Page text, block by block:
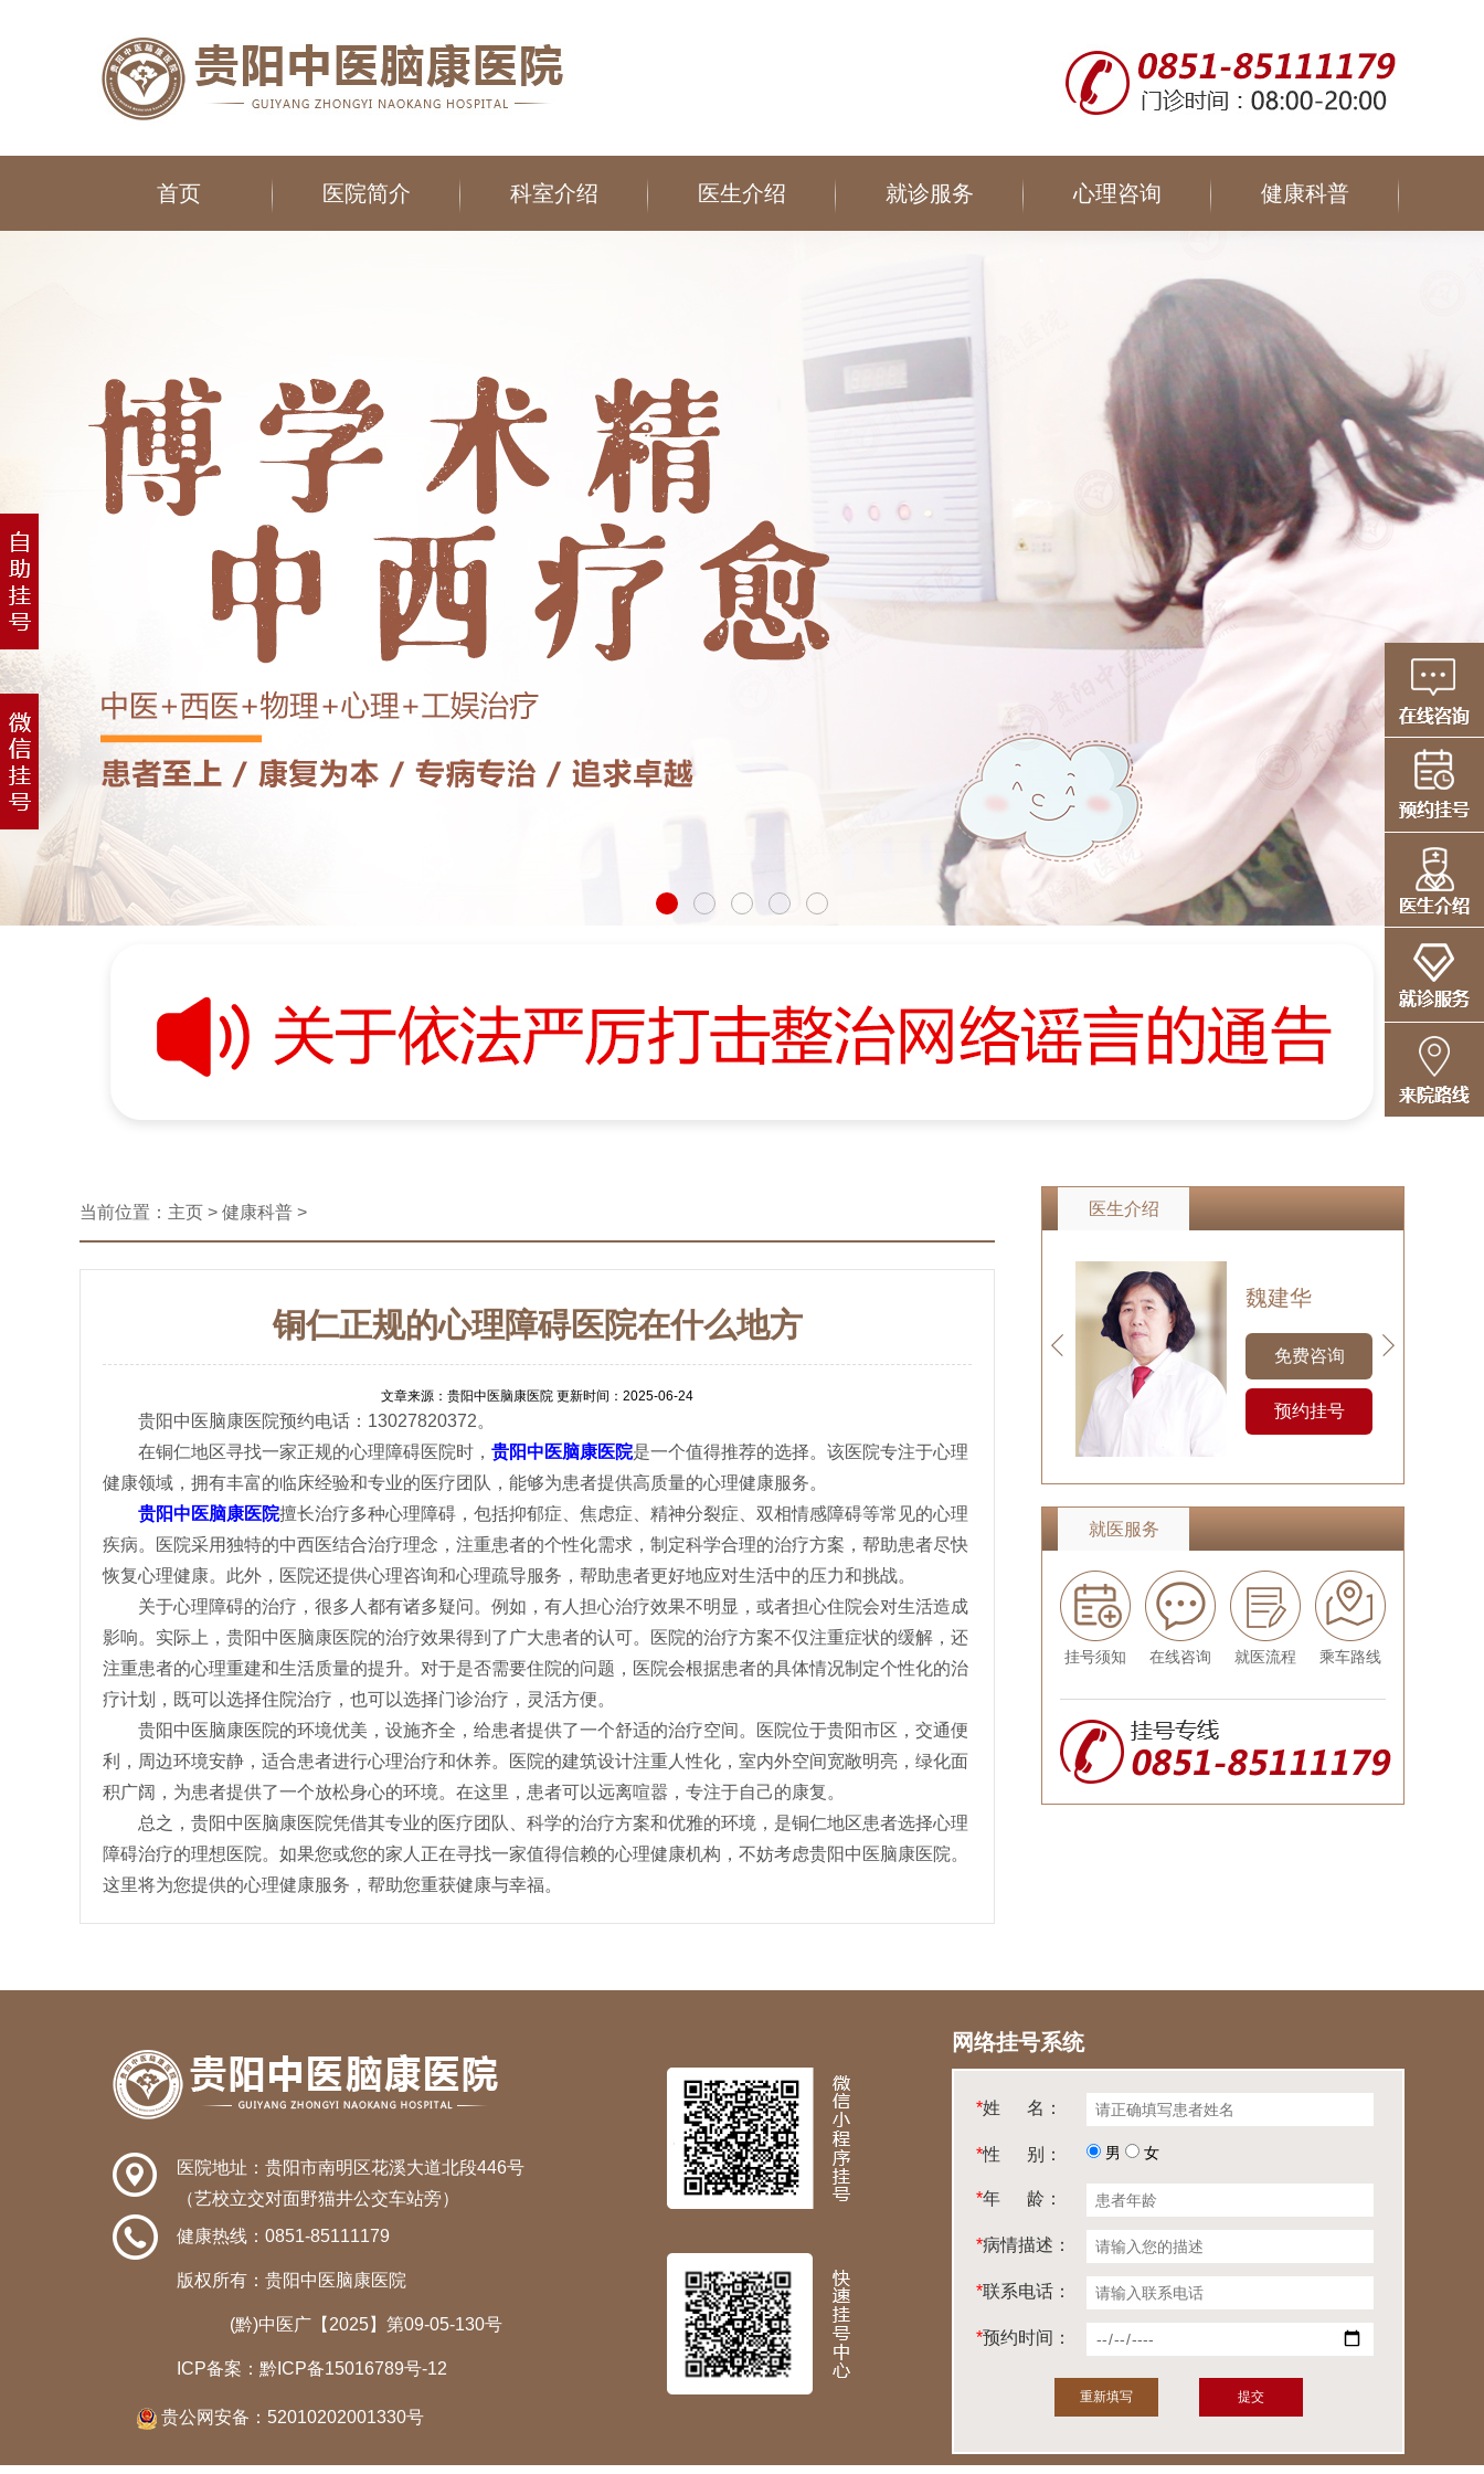
首页 医院简介 科室介绍 医生介绍 就诊服务 心理咨询 健康科普
当前位置： 主页 > 健康科普 >
铜仁正规的心理障碍医院在什么地方
文章来源：贵阳中医脑康医院 更新时间：2025-06-24
贵阳中医脑康医院预约电话：13027820372。
在铜仁地区寻找一家正规的心理障碍医院时， 贵阳中医脑康医院是一个值得推荐的选择。该医院专注于心理
健康领域，拥有丰富的临床经验和专业的医疗团队，能够为患者提供高质量的心理健康服务。
贵阳中医脑康医院擅长治疗多种心理障碍，包括抑郁症、焦虑症、精神分裂症、双相情感障碍等常见的心理
疾病。医院采用独特的中西医结合治疗理念，注重患者的个性化需求，制定科学合理的治疗方案，帮助患者尽快
恢复心理健康。此外，医院还提供心理咨询和心理疏导服务，帮助患者更好地应对生活中的压力和挑战。
关于心理障碍的治疗，很多人都有诸多疑问。例如，有人担心治疗效果不明显，或者担心住院会对生活造成
影响。实际上，贵阳中医脑康医院的治疗效果得到了广大患者的认可。医院的治疗方案不仅注重症状的缓解，还
注重患者的心理重建和生活质量的提升。对于是否需要住院的问题，医院会根据患者的具体情况制定个性化的治
疗计划，既可以选择住院治疗，也可以选择门诊治疗，灵活方便。
贵阳中医脑康医院的环境优美，设施齐全，给患者提供了一个舒适的治疗空间。医院位于贵阳市区，交通便
利，周边环境安静，适合患者进行心理治疗和休养。医院的建筑设计注重人性化，室内外空间宽敞明亮，绿化面
积广阔，为患者提供了一个放松身心的环境。在这里，患者可以远离喧嚣，专注于自己的康复。
总之，贵阳中医脑康医院凭借其专业的医疗团队、科学的治疗方案和优雅的环境，是铜仁地区患者选择心理
障碍治疗的理想医院。如果您或您的家人正在寻找一家值得信赖的心理健康机构，不妨考虑贵阳中医脑康医院。
这里将为您提供的心理健康服务，帮助您重获健康与幸福。
医生介绍
魏建华
免费咨询
预约挂号
就医服务
挂号须知 在线咨询 就医流程 乘车路线
医院地址：贵阳市南明区花溪大道北段446号
（艺校立交对面野猫井公交车站旁）
健康热线： 0851-85111179
版权所有：贵阳中医脑康医院
(黔)中医广【2025】第09-05-130号
ICP备案： 黔ICP备15016789号-12
贵公网安备： 52010202001330号
网络挂号系统
*姓 名：
*性 别： 男 女
*年 龄：
*病情描述：
*联系电话：
*预约时间：